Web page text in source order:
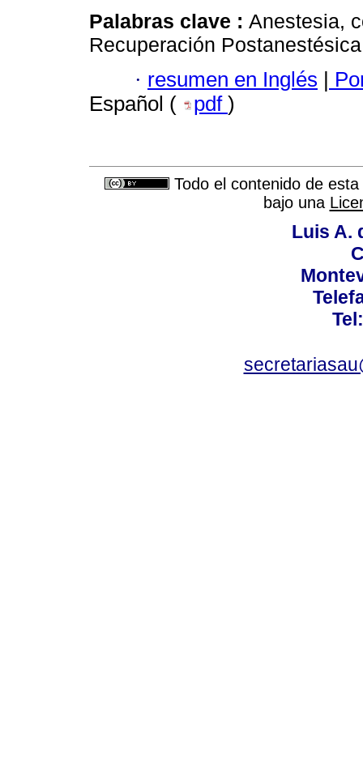
Palabras clave : Anestesia,
Recuperación
· resumen en Inglés |
Español (
pdf )
Todo el contenido de
bajo una
Luis A.